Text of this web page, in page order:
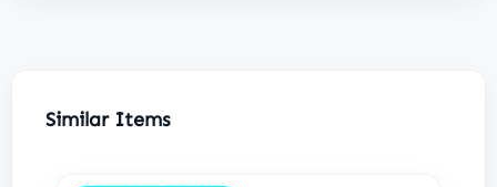
Produktgalerie überspringen
Similar Items